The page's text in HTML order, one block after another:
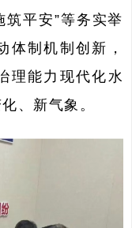
平安”等务实举
体制机制创新，
理能力现代化水
、新气象。